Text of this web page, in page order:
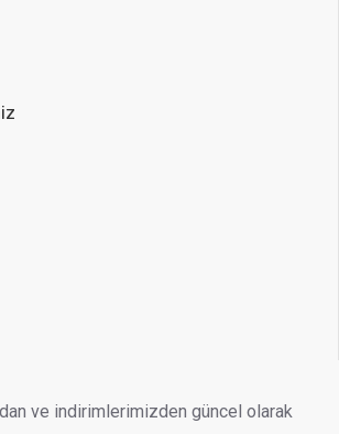
ve indirimlerimizden güncel olarak